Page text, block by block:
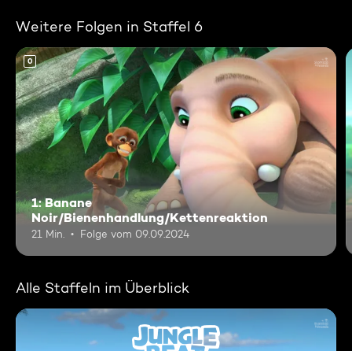
Weitere Folgen in Staffel 6
0
1: Banane
Noir/Bienenhandlung/Kettenreaktion
21 Min. Folge vom 09.09.2024
Alle Staffeln im Überblick